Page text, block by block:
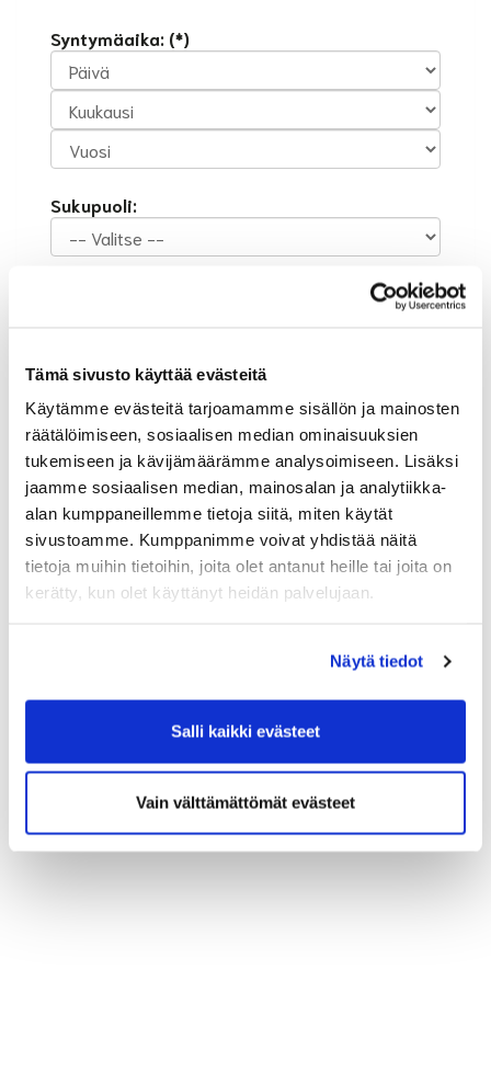
Tämä sivusto käyttää evästeitä
Käytämme evästeitä tarjoamamme sisällön ja mainosten
räätälöimiseen, sosiaalisen median ominaisuuksien
tukemiseen ja kävijämäärämme analysoimiseen. Lisäksi
jaamme sosiaalisen median, mainosalan ja analytiikka-
alan kumppaneillemme tietoja siitä, miten käytät
sivustoamme. Kumppanimme voivat yhdistää näitä
tietoja muihin tietoihin, joita olet antanut heille tai joita on
kerätty, kun olet käyttänyt heidän palvelujaan.
Näytä tiedot
Salli kaikki evästeet
Vain välttämättömät evästeet
Syntymäaika: (*)
Sukupuoli:
Rekisteröidy
Olen lukenut
tietosuojaselosteen
henkilötietojeni käsittelyn (*)
(*) Tieto on pakollinen